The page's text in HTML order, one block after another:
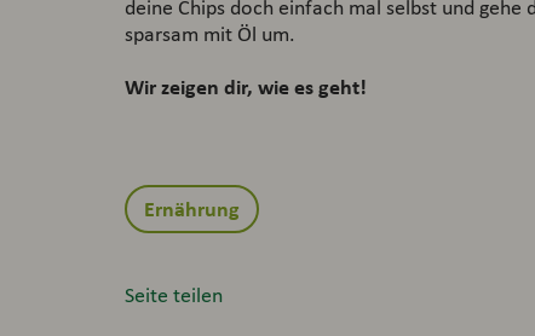
deine Chips doch einfach mal selbst und gehe
sparsam mit Öl um.
Wir zeigen dir, wie es geht!
Ernährung
Seite teilen